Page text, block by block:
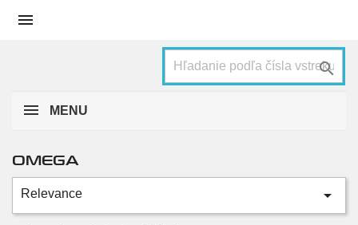


MENU
OMEGA
Relevance 